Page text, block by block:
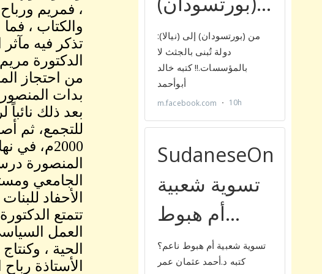
، فمريم
والكتاب ،
تذكر فيه
الدكتورة
من احتجاز
بعد ذلك
للتجمع، ثم
2000م، في نهاية العام نفسه أصبحت رئيس قطاع المرأة في حزب الأمة القومي .
الجامعي
الأحفاد
تتمتع
العمل
الحية ،
الأستاذة